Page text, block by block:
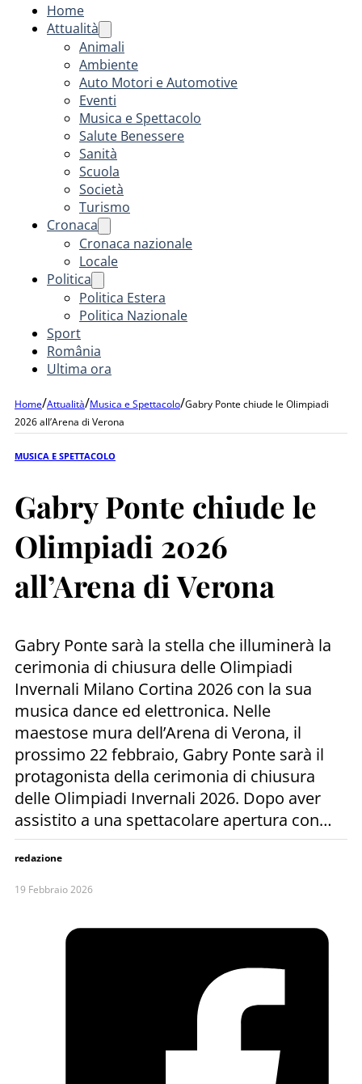
Home
Attualità
Animali
Ambiente
Auto Motori e Automotive
Eventi
Musica e Spettacolo
Salute Benessere
Sanità
Scuola
Società
Turismo
Cronaca
Cronaca nazionale
Locale
Politica
Politica Estera
Politica Nazionale
Sport
România
Ultima ora
Home/Attualità/Musica e Spettacolo/Gabry Ponte chiude le Olimpiadi
2026 all’Arena di Verona
MUSICA E SPETTACOLO
Gabry Ponte chiude le
Olimpiadi 2026
all’Arena di Verona
Gabry Ponte sarà la stella che illuminerà la
cerimonia di chiusura delle Olimpiadi
Invernali Milano Cortina 2026 con la sua
musica dance ed elettronica. Nelle
maestose mura dell’Arena di Verona, il
prossimo 22 febbraio, Gabry Ponte sarà il
protagonista della cerimonia di chiusura
delle Olimpiadi Invernali 2026. Dopo aver
assistito a una spettacolare apertura con…
redazione
19 Febbraio 2026